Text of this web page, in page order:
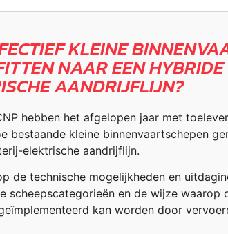
KLEINE
NAAR EEN
AANDRIJFLIJN?
hebben het afgelopen jaar met
bestaande kleine binnenvaartschepen
elektrische aandrijflijn.
de technische mogelijkheden en
scheepscategorieën en de wijze waarop
kan worden door